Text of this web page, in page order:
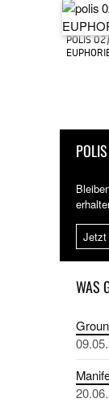
POLIS
Jetzt
WAS